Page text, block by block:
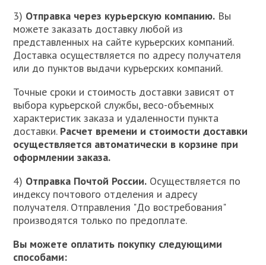
3) Отправка через курьерскую компанию. Вы
можете заказать доставку любой из
представленных на сайте курьерских компаний.
Доставка осуществляется по адресу получателя
или до пунктов выдачи курьерских компаний.
Точные сроки и стоимость доставки зависят от
выбора курьерской службы, весо-объемных
характеристик заказа и удаленности пункта
доставки. Расчет времени и стоимости доставки
осуществляется автоматически в корзине при
оформлении заказа.
4) Отправка Почтой России. Осуществляется по
индексу почтового отделения и адресу
получателя. Отправления "До востребования"
производятся только по предоплате.
Вы можете оплатить покупку следующими
способами: